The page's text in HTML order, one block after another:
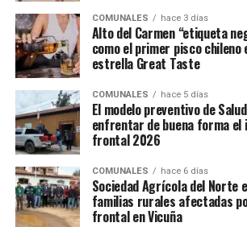
COMUNALES hace 3 días
Alto del Carmen “etiqueta
como el primer pisco chileno
estrella Great Taste
COMUNALES hace 5 días
El modelo preventivo de
enfrentar de buena forma
frontal 2026
COMUNALES hace 6 días
Sociedad Agrícola del Norte
familias rurales afectadas
frontal en Vicuña